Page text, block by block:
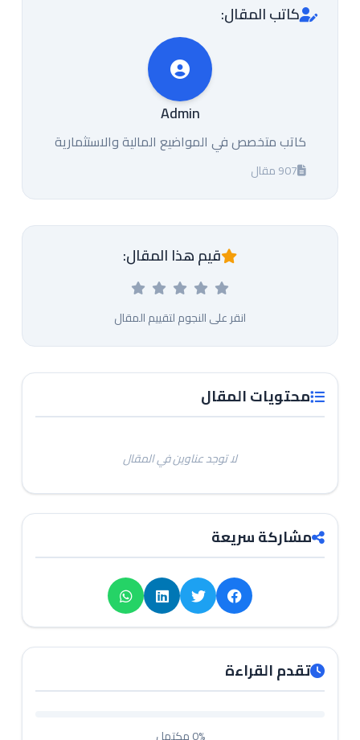
كاتب المقال:
Admin
كاتب متخصص في المواضيع المالية والاستثمارية
907 مقال
قيم هذا المقال:
انقر على النجوم لتقييم المقال
محتويات المقال
لا توجد عناوين في المقال
مشاركة سريعة
تقدم القراءة